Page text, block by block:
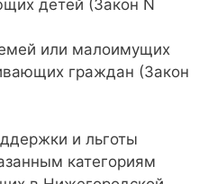
детей (Закон N
или малоимущих
граждан (Закон
и льготы
категориям